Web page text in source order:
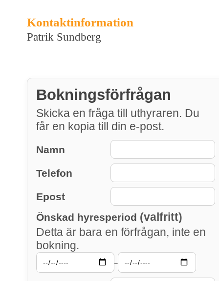
Kontaktinformation
Patrik Sundberg
Bokningsförfrågan
Skicka en fråga till uthyraren. Du
får en kopia till din e-post.
Namn
Telefon
Epost
Önskad hyresperiod (valfritt)
Detta är bara en förfrågan, inte en
bokning.
–